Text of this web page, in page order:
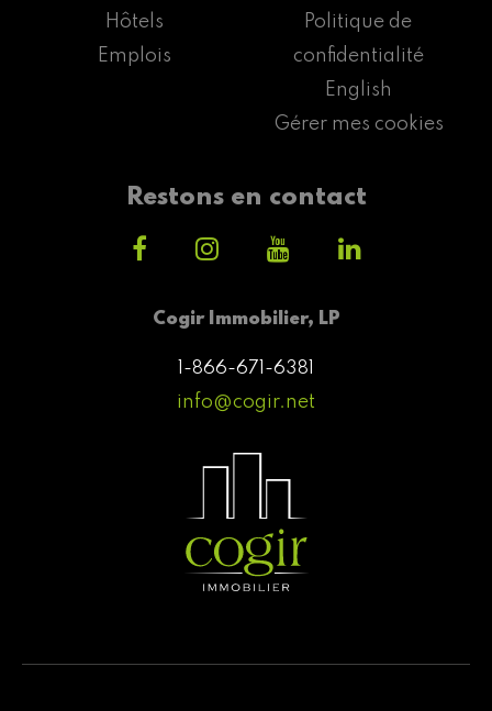
Cogir Immobilier, LP
1-866-671-6381
info@cogir.net
Hôtels
Emplois
Politique de
confidentialité
English
Gérer mes cookies
Restons en contact